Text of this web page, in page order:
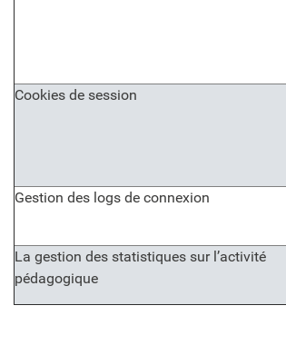
Cookies de session
Gestion des logs de connexion
La gestion des statistiques sur l’activité
pédagogique